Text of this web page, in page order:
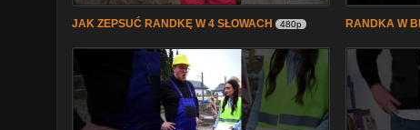
JAK ZEPSUĆ RANDKĘ W 4 SŁOWACH 480p RANDKA W